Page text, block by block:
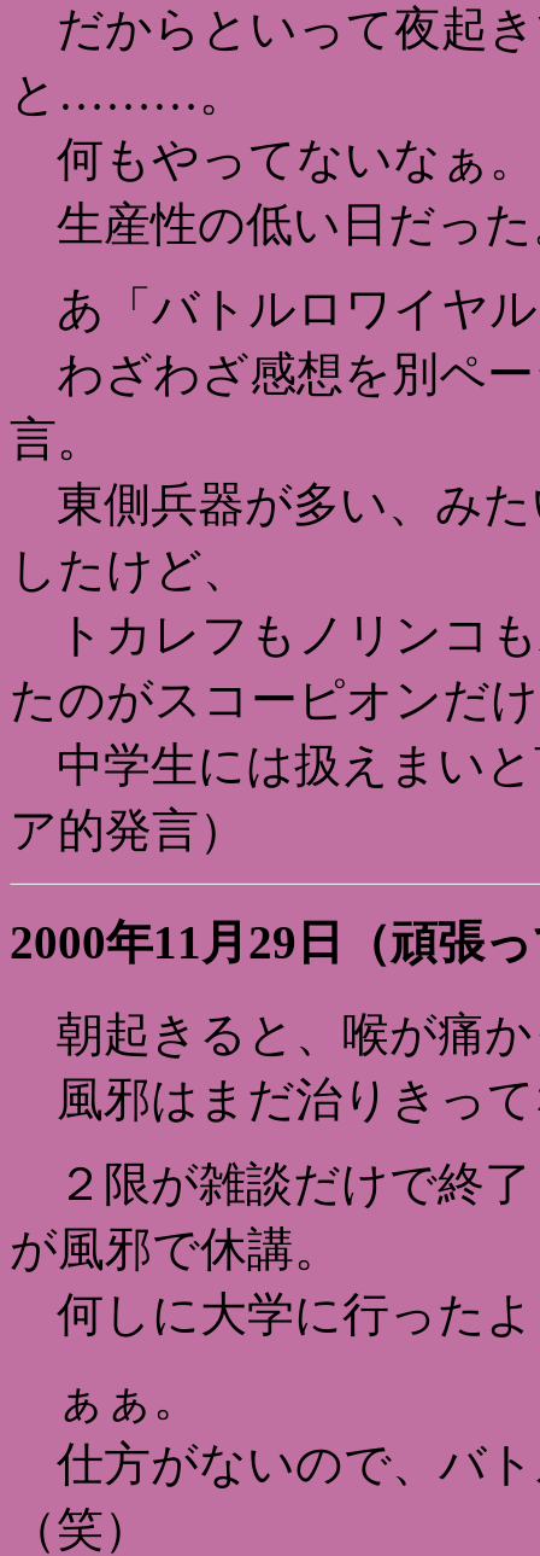
だからといって夜起
と………。
何もやってないなぁ。
生産性の低い日だった
あ「バトルロワイヤ
わざわざ感想を別ペ
言。
東側兵器が多い、み
したけど、
トカレフもノリンコ
たのがスコーピオンだ
中学生には扱えまい
ア的発言）
2000年11月29日（頑張
朝起きると、喉が痛
風邪はまだ治りきっ
２限が雑談だけで終
が風邪で休講。
何しに大学に行った
ぁぁ。
仕方がないので、バ
（笑）